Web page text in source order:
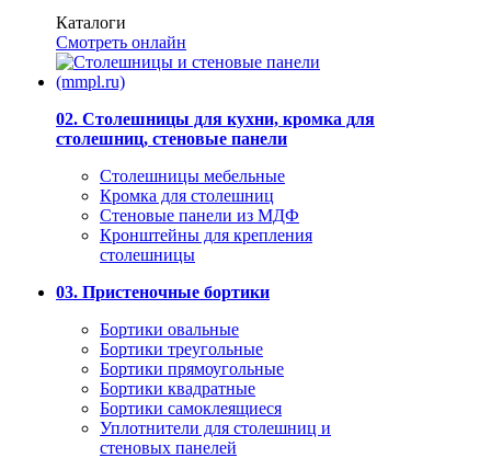
Каталоги
Смотреть онлайн
02. Столешницы для кухни, кромка для
столешниц, стеновые панели
Столешницы мебельные
Кромка для столешниц
Стеновые панели из МДФ
Кронштейны для крепления
столешницы
03. Пристеночные бортики
Бортики овальные
Бортики треугольные
Бортики прямоугольные
Бортики квадратные
Бортики самоклеящиеся
Уплотнители для столешниц и
стеновых панелей